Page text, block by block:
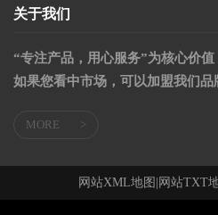
关于我们
“专注产品，用心服务”为核心价
如果您看中市场，可以加盟我们品
MORE >
网站XML地图 网站TXT